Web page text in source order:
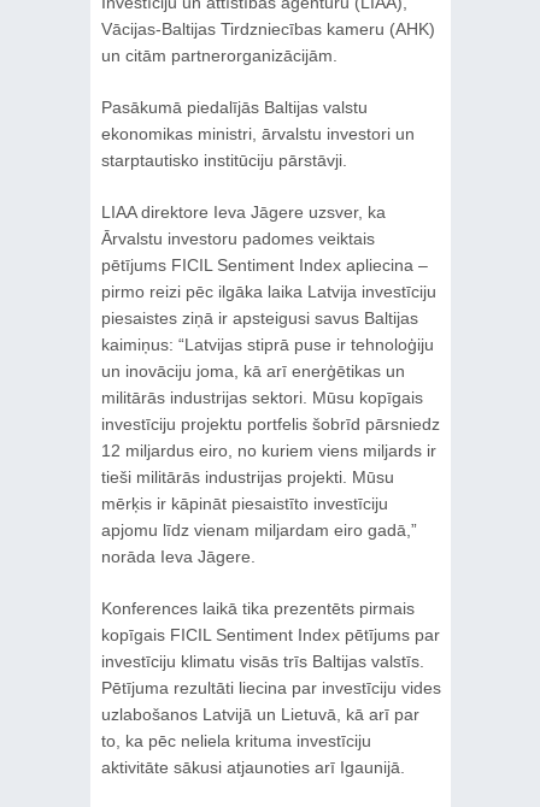
Vācijas-Baltijas Tirdzniecības kameru (AHK)
un citām partnerorganizācijām.
Pasākumā piedalījās Baltijas valstu
ekonomikas ministri, ārvalstu investori un
starptautisko institūciju pārstāvji.
LIAA direktore Ieva Jāgere uzsver, ka
Ārvalstu investoru padomes veiktais
pētījums FICIL Sentiment Index apliecina –
pirmo reizi pēc ilgāka laika Latvija investīciju
piesaistes ziņā ir apsteigusi savus Baltijas
kaimiņus: “Latvijas stiprā puse ir tehnoloģiju
un inovāciju joma, kā arī enerģētikas un
militārās industrijas sektori. Mūsu kopīgais
investīciju projektu portfelis šobrīd pārsniedz
12 miljardus eiro, no kuriem viens miljards ir
tieši militārās industrijas projekti. Mūsu
mērķis ir kāpināt piesaistīto investīciju
apjomu līdz vienam miljardam eiro gadā,”
norāda Ieva Jāgere.
Konferences laikā tika prezentēts pirmais
kopīgais FICIL Sentiment Index pētījums par
investīciju klimatu visās trīs Baltijas valstīs.
Pētījuma rezultāti liecina par investīciju vides
uzlabošanos Latvijā un Lietuvā, kā arī par
to, ka pēc neliela krituma investīciju
aktivitāte sākusi atjaunoties arī Igaunijā.